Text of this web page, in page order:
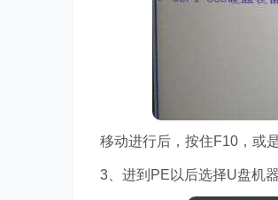
移动进行后，按住F10，或
3、进到PE以后选择U盘机